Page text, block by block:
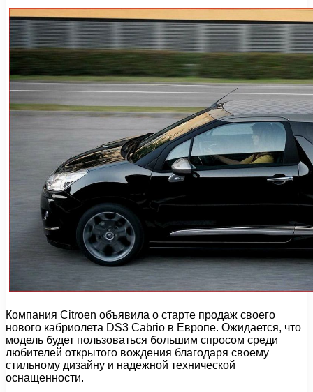
Компания Citroen объявила о старте продаж своего
нового кабриолета DS3 Cabrio в Европе. Ожидается, что
модель будет пользоваться большим спросом среди
любителей открытого вождения благодаря своему
стильному дизайну и надежной технической
оснащенности.